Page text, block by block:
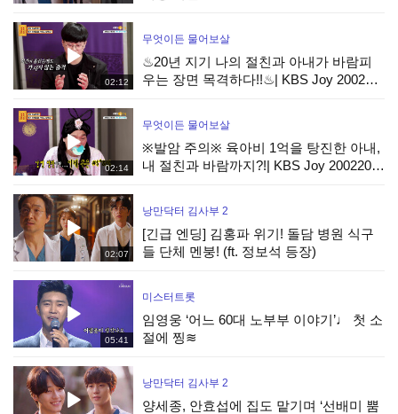
02:12
무엇이든 물어보살
♨20년 지기 나의 절친과 아내가 바람피
우는 장면 목격하다!!♨| KBS Joy 200220
02:14
무엇이든 물어보살
※발암 주의※ 육아비 1억을 탕진한 아내,
내 절친과 바람까지?!| KBS Joy 200220
02:07
낭만닥터 김사부 2
[긴급 엔딩] 김홍파 위기! 돌담 병원 식구
들 단체 멘붕! (ft. 정보석 등장)
05:41
미스터트롯
임영웅 ‘어느 60대 노부부 이야기’♩ 첫 소
절에 찡≋
낭만닥터 김사부 2
양세종, 안효섭에 집도 맡기며 ‘선배미 뿜